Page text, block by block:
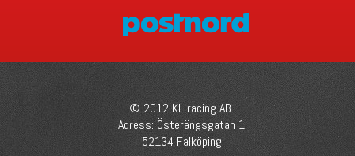
© 2012 KL racing AB.
Adress: Österängsgatan 1
52134 Falköping